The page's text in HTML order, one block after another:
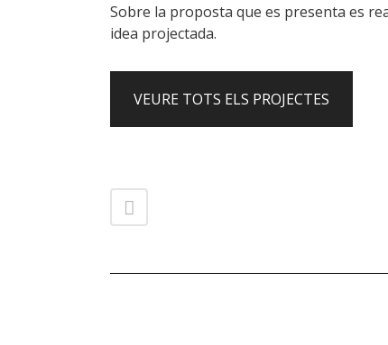
Sobre la proposta que es presenta es
idea projectada.
VEURE TOTS ELS PROJECTES